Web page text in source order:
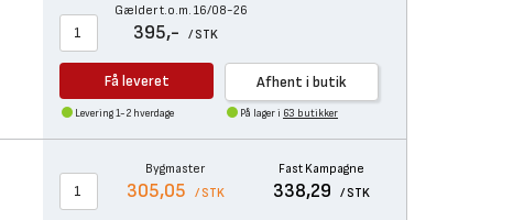
Gælder t.o.m. 16/08-26
395,- / STK
Få leveret Afhent i butik
Levering 1-2 hverdage På lager i 63 butikker
Bygmaster
305,05 / STK
Fast Kampagne
338,29 / STK